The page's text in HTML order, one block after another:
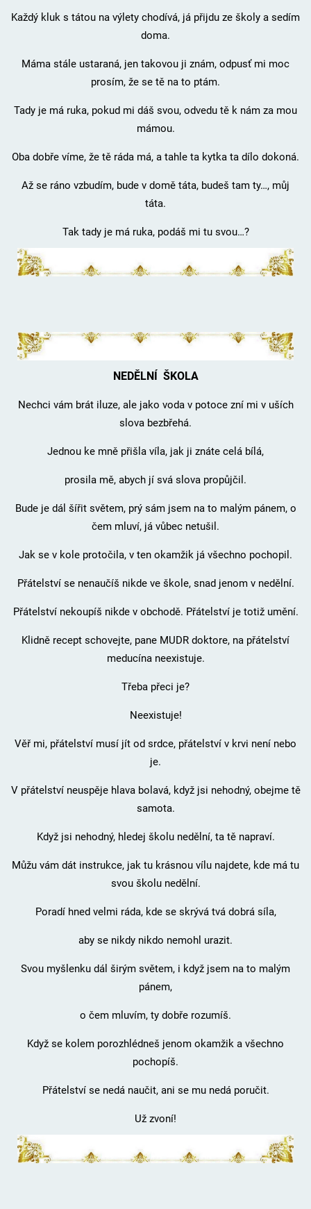
Každý kluk s tátou na výlety chodívá, já přijdu ze školy a sedím
doma.
Máma stále ustaraná, jen takovou ji znám, odpusť mi moc
prosím, že se tě na to ptám.
Tady je má ruka, pokud mi dáš svou, odvedu tě k nám za mou
mámou.
Oba dobře víme, že tě ráda má, a tahle ta kytka ta dílo dokoná.
Až se ráno vzbudím, bude v domě táta, budeš tam ty…, můj
táta.
Tak tady je má ruka, podáš mi tu svou…?
NEDĚLNÍ ŠKOLA
Nechci vám brát iluze, ale jako voda v potoce zní mi v uších
slova bezbřehá.
Jednou ke mně přišla víla, jak ji znáte celá bílá,
prosila mě, abych jí svá slova propůjčil.
Bude je dál šířit světem, prý sám jsem na to malým pánem, o
čem mluví, já vůbec netušil.
Jak se v kole protočila, v ten okamžik já všechno pochopil.
Přátelství se nenaučíš nikde ve škole, snad jenom v nedělní.
Přátelství nekoupíš nikde v obchodě. Přátelství je totiž umění.
Klidně recept schovejte, pane MUDR doktore, na přátelství
meducína neexistuje.
Třeba přeci je?
Neexistuje!
Věř mi, přátelství musí jít od srdce, přátelství v krvi není nebo
je.
V přátelství neuspěje hlava bolavá, když jsi nehodný, obejme tě
samota.
Když jsi nehodný, hledej školu nedělní, ta tě napraví.
Můžu vám dát instrukce, jak tu krásnou vílu najdete, kde má tu
svou školu nedělní.
Poradí hned velmi ráda, kde se skrývá tvá dobrá síla,
aby se nikdy nikdo nemohl urazit.
Svou myšlenku dál širým světem, i když jsem na to malým
pánem,
o čem mluvím, ty dobře rozumíš.
Když se kolem porozhlédneš jenom okamžik a všechno
pochopíš.
Přátelství se nedá naučit, ani se mu nedá poručit.
Už zvoní!